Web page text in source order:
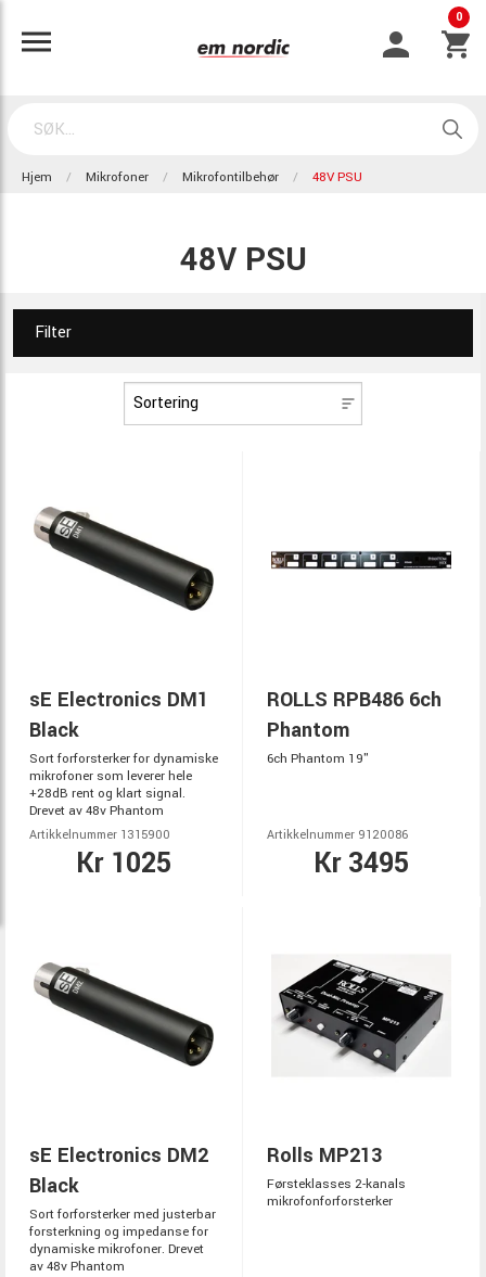
0
Hjem Mikrofoner Mikrofontilbehør 48V PSU
48V PSU
Filter
sE Electronics DM1
Black
Sort forforsterker for dynamiske
mikrofoner som leverer hele
+28dB rent og klart signal.
Drevet av 48v Phantom
Artikkelnummer 1315900
Kr 1025
ROLLS RPB486 6ch
Phantom
6ch Phantom 19"
Artikkelnummer 9120086
Kr 3495
sE Electronics DM2
Black
Sort forforsterker med justerbar
forsterkning og impedanse for
dynamiske mikrofoner. Drevet
av 48v Phantom
Rolls MP213
Førsteklasses 2-kanals
mikrofonforforsterker